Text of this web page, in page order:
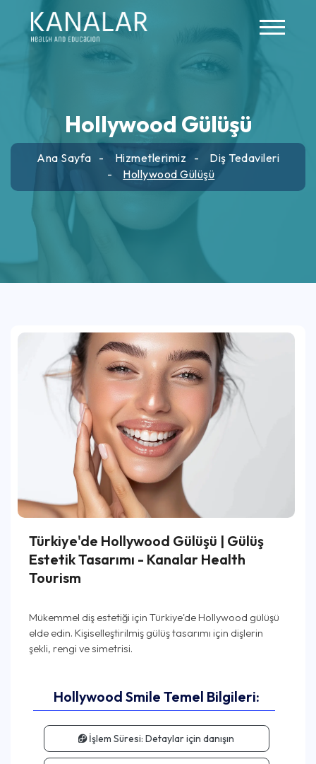
Hollywood Gülüşü
Ana Sayfa Hizmetlerimiz
Diş Tedavileri
Hollywood Gülüşü
Türkiye'de Hollywood Gülüşü | Gülüş
Estetik Tasarımı - Kanalar Health
Tourism
Mükemmel diş estetiği için Türkiye'de Hollywood gülüşü
elde edin. Kişiselleştirilmiş gülüş tasarımı için dişlerin
Hollywood Smile Temel Bilgileri:
İşlem Süresi: Detaylar için danışın